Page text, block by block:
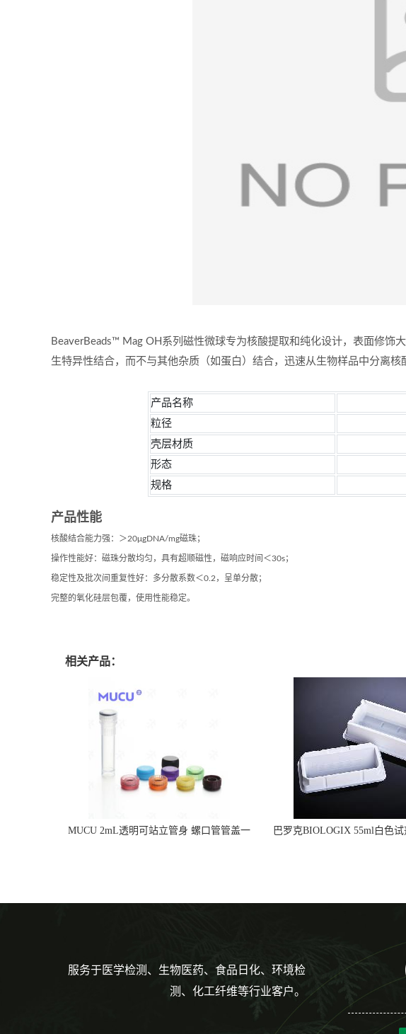
BeaverBeads™ Mag OH系列磁性微球专为核酸提取和纯化设计，表面修
生特异性结合，而不与其他杂质（如蛋白）结合，迅速从生物样品中分离
产品名称
粒径
壳层材质
形态
规格
产品性能
核酸结合能力强：＞20μgDNA/mg磁珠；
操作性能好：磁珠分散均匀，具有超顺磁性，磁响应时间＜30s；
稳定性及批次间重复性好：多分散系数＜0.2，呈单分散；
完整的氧化硅层包覆，使用性能稳定。
相关产品：
MUCU 2mL透明可站立管身 螺口管管盖一
巴罗克BIOLOGIX 55ml白色
服务于医学检测、生物医药、食品日化、环境检
测、化工纤维等行业客户。